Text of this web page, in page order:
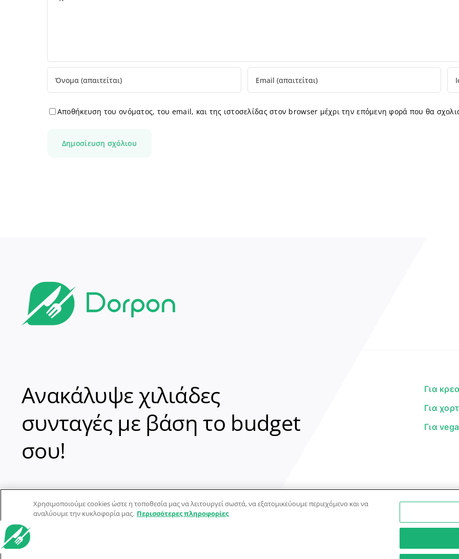
Αποθήκευση του ονόματος, του email, και της ιστοσελίδας στον browser μέχρι την επόμενη φορά που θα
Ανακάλυψε χιλιάδες
συνταγές με βάση το budget
σου!
Για
Για
Για
© Dorpon • Μηχανή αναζήτησης για …καλοφαγάδες!
Χρησιμοποιούμε cookies ώστε η τοποθεσία μας να λειτουργεί σωστά, να εξατομικεύουμε περιεχόμενο και να
αναλύουμε την κυκλοφορία μας. Περισσότερες πληροφορίες